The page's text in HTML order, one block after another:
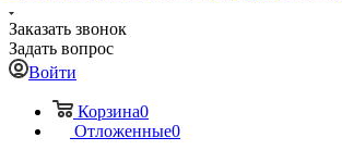
Заказать звонок
Задать вопрос
Войти
Корзина0
Отложенные0